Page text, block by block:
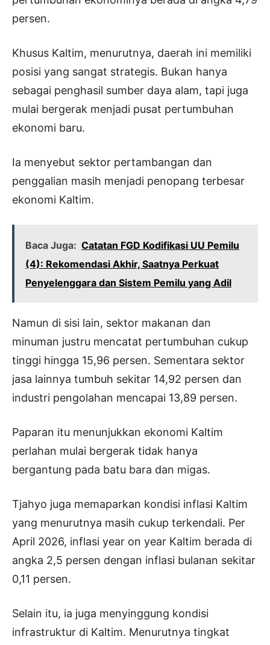
persen.
Khusus Kaltim, menurutnya, daerah ini memiliki
posisi yang sangat strategis. Bukan hanya
sebagai penghasil sumber daya alam, tapi juga
mulai bergerak menjadi pusat pertumbuhan
ekonomi baru.
Ia menyebut sektor pertambangan dan
penggalian masih menjadi penopang terbesar
ekonomi Kaltim.
Baca Juga: Catatan FGD Kodifikasi UU Pemilu
(4): Rekomendasi Akhir, Saatnya Perkuat
Penyelenggara dan Sistem Pemilu yang Adil
Namun di sisi lain, sektor makanan dan
minuman justru mencatat pertumbuhan cukup
tinggi hingga 15,96 persen. Sementara sektor
jasa lainnya tumbuh sekitar 14,92 persen dan
industri pengolahan mencapai 13,89 persen.
Paparan itu menunjukkan ekonomi Kaltim
perlahan mulai bergerak tidak hanya
bergantung pada batu bara dan migas.
Tjahyo juga memaparkan kondisi inflasi Kaltim
yang menurutnya masih cukup terkendali. Per
April 2026, inflasi year on year Kaltim berada di
angka 2,5 persen dengan inflasi bulanan sekitar
0,11 persen.
Selain itu, ia juga menyinggung kondisi
infrastruktur di Kaltim. Menurutnya tingkat